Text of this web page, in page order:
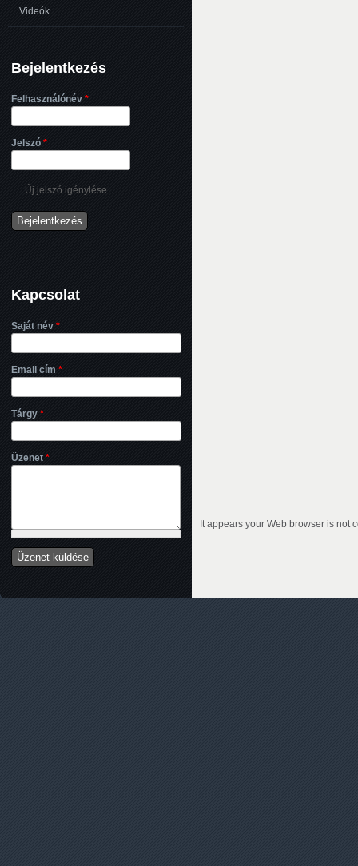
It appears your Web browser is not
Videók
Bejelentkezés
Felhasználónév *
Jelszó *
Új jelszó igénylése
Kapcsolat
Saját név *
Email cím *
Tárgy *
Üzenet *